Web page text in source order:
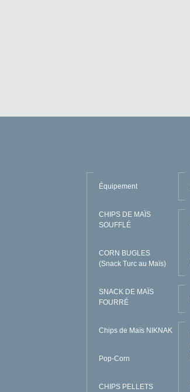
Équipement
CHIPS DE MAÏS
SOUFFLÉ
CORN BUGLES
(Snack Turc au Maïs)
SNACK DE MAÏS
FOURRÉ
Chips de Maïs NIKNAK
Pop-Corn
CHIPS PELLETS